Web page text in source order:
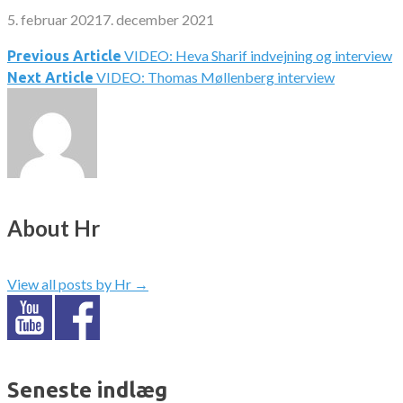
5. februar 2021 7. december 2021
Indlægsnavigation
Previous Article VIDEO: Heva Sharif indvejning og interview
Next Article VIDEO: Thomas Møllenberg interview
About Hr
View all posts by Hr →
Seneste indlæg